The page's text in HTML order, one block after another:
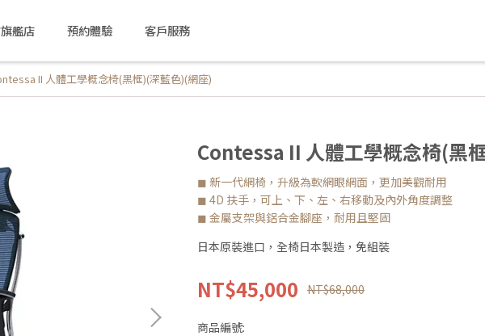
艦店 預約體驗 客戶服務
II 人體工學概念椅(黑框)(深藍色)(網座)
Contessa II 人體工學概念椅(黑
◼ 新一代網椅，升級為軟網眼網面，更加美觀耐用
◼ 4D 扶手，可上、下、左、右移動及內外角度調整
◼ 金屬支架與鋁合金腳座，耐用且堅固
日本原裝進口，全椅日本製造，免組裝
NT$45,000 NT$68,000
商品編號: